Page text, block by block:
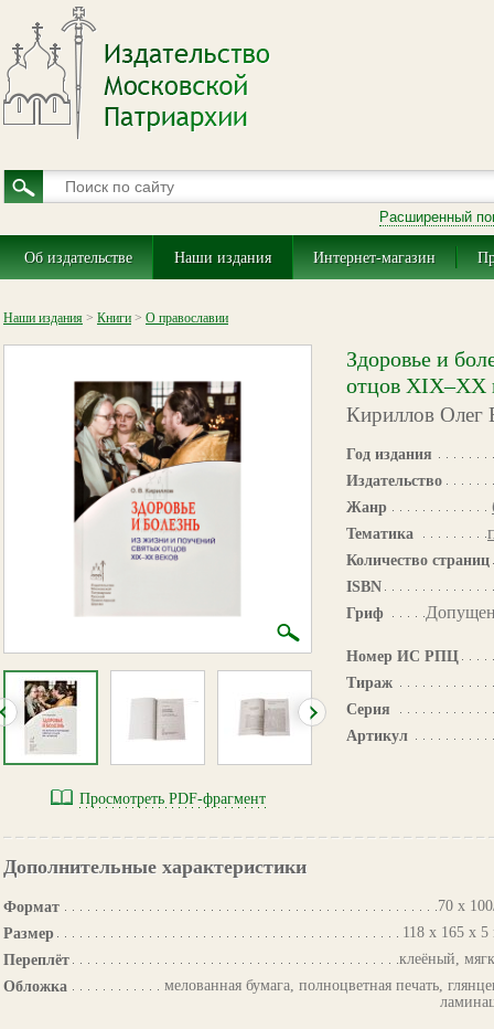
Расширенный
Об издательстве Наши издания Интернет-магазин
Наши издания > Книги > О православии
Просмотреть PDF-фрагмент
Здоровье и
отцов XIX–XX
Кириллов Олег
Год издания
Издательство
Жанр
Тематика
Количество страниц
ISBN
Гриф
Номер ИС РПЦ
Тираж
Серия
Артикул
Дополнительные характеристики
Формат
70 х
Размер
118 х 165 х
Переплёт
клеёный,
Обложка
мелованная бумага, полноцветная печать,